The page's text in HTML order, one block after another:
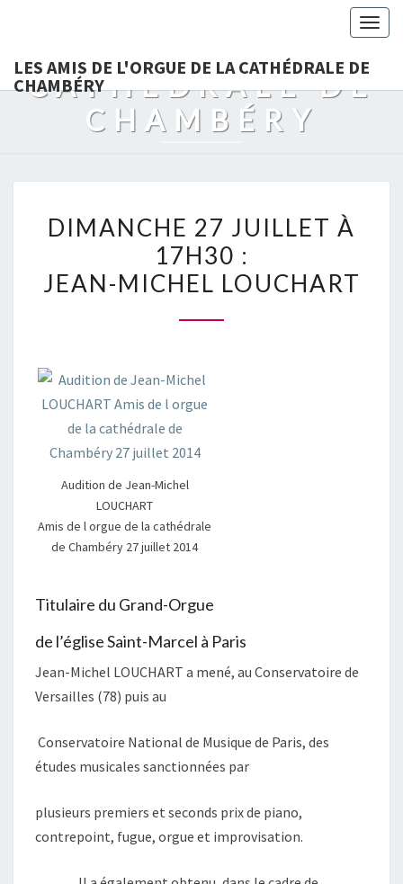
LES AMIS DE L'ORGUE DE LA CATHÉDRALE DE
CHAMBÉRY
L'ORGUE DE LA
CATHÉDRALE DE
CHAMBÉRY
27
JUILLET
À
MICHEL
LOUCHART
DIMANCHE 27 JUILLET À
17H30 :
JEAN-MICHEL LOUCHART
Audition de Jean-Michel
LOUCHART
Amis de l orgue de la cathédrale
de Chambéry 27 juillet 2014
Titulaire du Grand-Orgue
de l’église Saint-Marcel à Paris
Jean-Michel LOUCHART a mené, au Conservatoire de
Versailles (78) puis au
Conservatoire National de Musique de Paris, des
études musicales sanctionnées par
plusieurs premiers et seconds prix de piano,
contrepoint, fugue, orgue et improvisation.